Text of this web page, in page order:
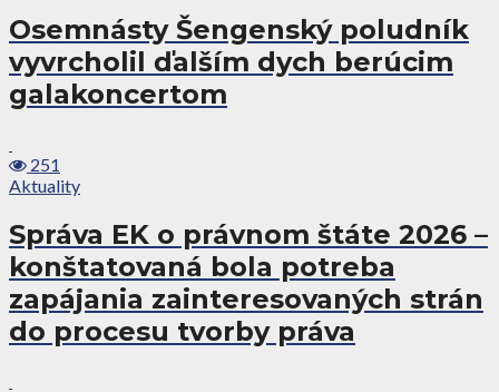
Osemnásty Šengenský poludník
vyvrcholil ďalším dych berúcim
galakoncertom
251
Aktuality
Správa EK o právnom štáte 2026 –
konštatovaná bola potreba
zapájania zainteresovaných strán
do procesu tvorby práva